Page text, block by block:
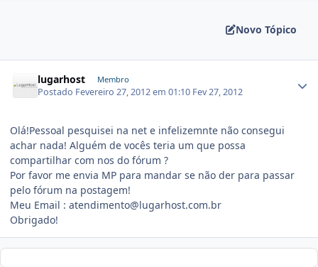
Novo Tópico
lugarhost Membro
Postado Fevereiro 27, 2012 em 01:10 Fev 27, 2012
Olá!Pessoal pesquisei na net e infelizemnte não consegui
achar nada! Alguém de vocês teria um que possa
compartilhar com nos do fórum ?
Por favor me envia MP para mandar se não der para passar
pelo fórum na postagem!
Meu Email : atendimento@lugarhost.com.br
Obrigado!